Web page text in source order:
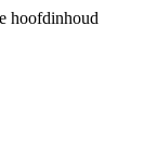
hoofdinhoud